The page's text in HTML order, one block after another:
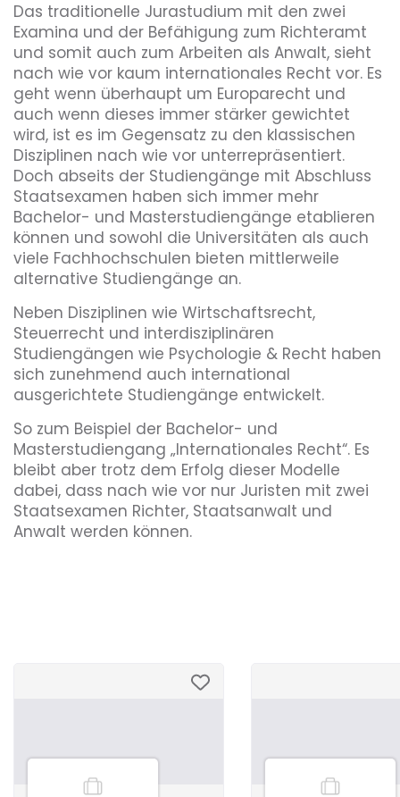
Das traditionelle Jurastudium mit den zwei
Examina und der Befähigung zum Richteramt
und somit auch zum Arbeiten als Anwalt, sieht
nach wie vor kaum internationales Recht vor. Es
geht wenn überhaupt um Europarecht und
auch wenn dieses immer stärker gewichtet
wird, ist es im Gegensatz zu den klassischen
Disziplinen nach wie vor unterrepräsentiert.
Doch abseits der Studiengänge mit Abschluss
Staatsexamen haben sich immer mehr
Bachelor- und Masterstudiengänge etablieren
können und sowohl die Universitäten als auch
viele Fachhochschulen bieten mittlerweile
alternative Studiengänge an.
Neben Disziplinen wie Wirtschaftsrecht,
Steuerrecht und interdisziplinären
Studiengängen wie Psychologie & Recht haben
sich zunehmend auch international
ausgerichtete Studiengänge entwickelt.
So zum Beispiel der Bachelor- und
Masterstudiengang „Internationales Recht“. Es
bleibt aber trotz dem Erfolg dieser Modelle
dabei, dass nach wie vor nur Juristen mit zwei
Staatsexamen Richter, Staatsanwalt und
Anwalt werden können.